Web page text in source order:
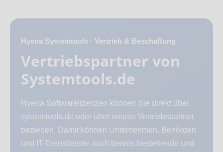
Hyena Systemtools · Vertrieb & Beschaffung
Vertriebspartner von
Systemtools.de
Hyena Softwarelizenzen können Sie direkt über
systemtools.de oder über unsere Vertriebspartner
beziehen. Damit können Unternehmen, Behörden
und IT-Dienstleister auch bereits bestehende und